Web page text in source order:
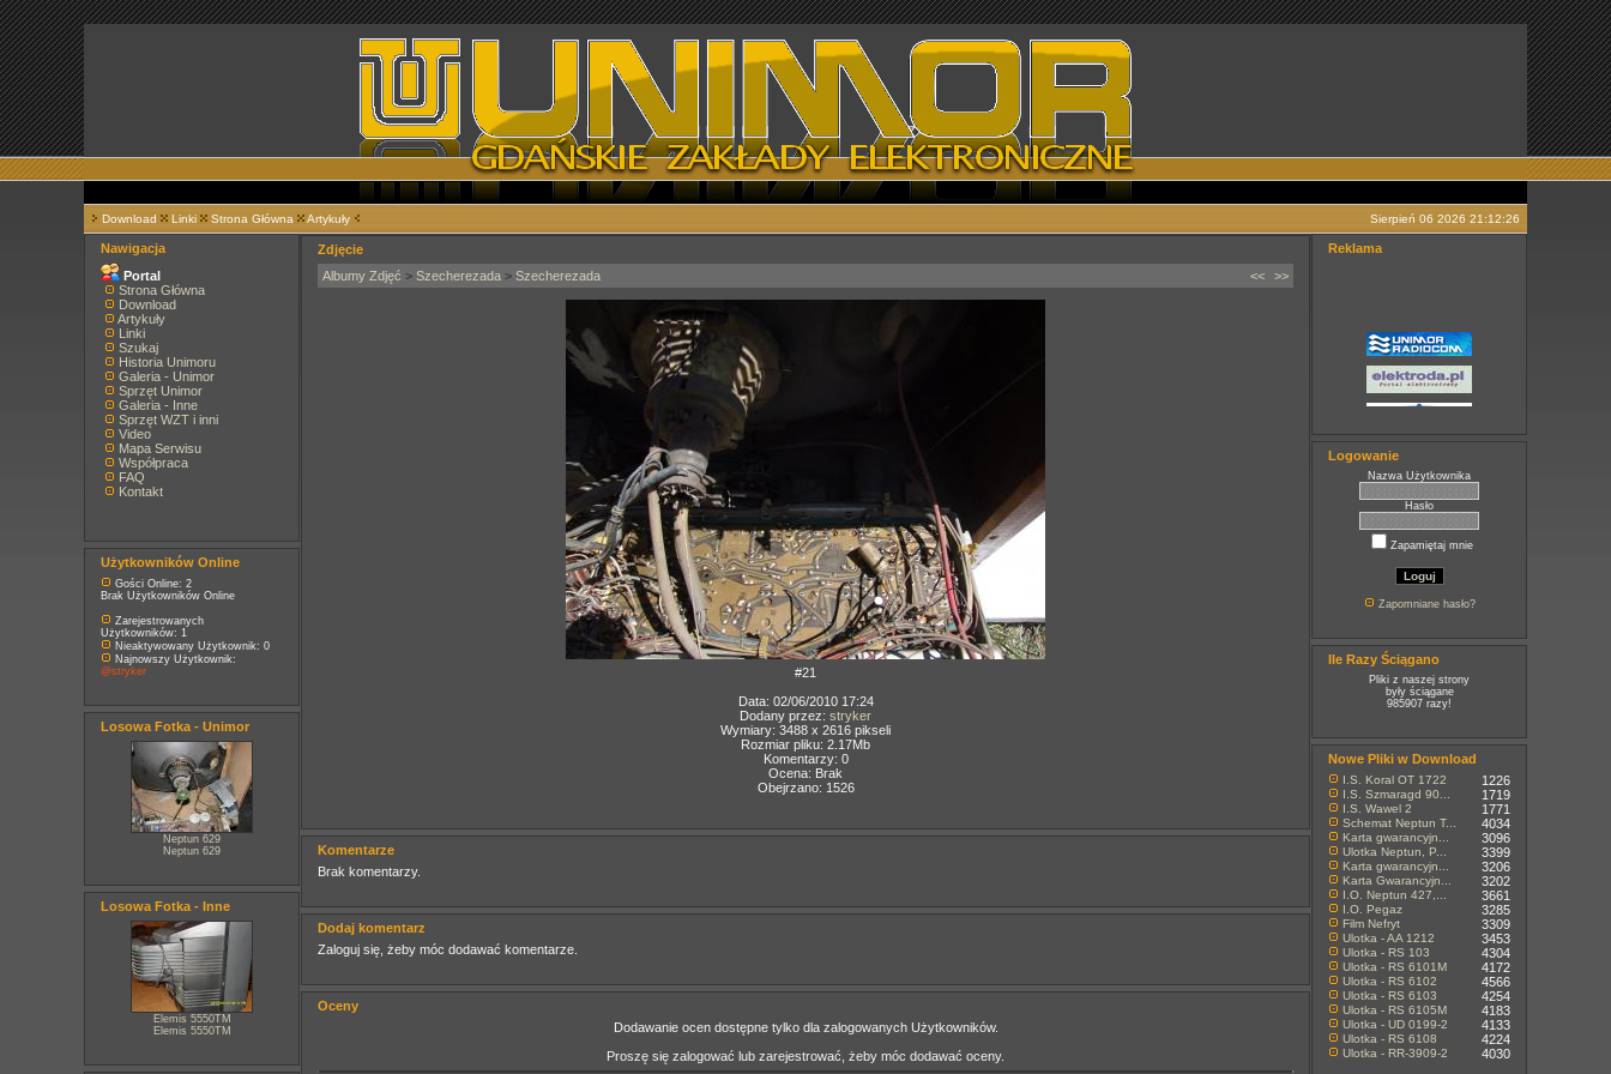
Download Linki Strona Główna Artykuły Sierpień 06 2026 21:12:26
Nawigacja
Portal
Strona Główna
Download
Artykuły
Linki
Szukaj
Historia Unimoru
Galeria - Unimor
Sprzęt Unimor
Galeria - Inne
Sprzęt WZT i inni
Video
Mapa Serwisu
Współpraca
FAQ
Kontakt
Użytkowników Online
Gości Online: 2
Brak Użytkowników Online
Zarejestrowanych
Użytkowników: 1
Nieaktywowany Użytkownik: 0
Najnowszy Użytkownik:
@stryker
Losowa Fotka - Unimor
Neptun 629
Neptun 629
Losowa Fotka - Inne
Elemis 5550TM
Elemis 5550TM
Zdjęcie
Albumy Zdjęć > Szecherezada > Szecherezada << >>
#21
Data: 02/06/2010 17:24
Dodany przez: stryker
Wymiary: 3488 x 2616 pikseli
Rozmiar pliku: 2.17Mb
Komentarzy: 0
Ocena: Brak
Obejrzano: 1526
Komentarze
Brak komentarzy.
Dodaj komentarz
Zaloguj się, żeby móc dodawać komentarze.
Oceny
Dodawanie ocen dostępne tylko dla zalogowanych Użytkowników.
Proszę się zalogować lub zarejestrować, żeby móc dodawać oceny.
Reklama
Logowanie
Nazwa Użytkownika
Hasło
Zapamiętaj mnie
Zapomniane hasło?
Ile Razy Ściągano
Pliki z naszej strony
były ściągane
985907 razy!
Nowe Pliki w Download
I.S. Koral OT 1722 1226
I.S. Szmaragd 90... 1719
I.S. Wawel 2 1771
Schemat Neptun T... 4034
Karta gwarancyjn... 3096
Ulotka Neptun, P... 3399
Karta gwarancyjn... 3206
Karta Gwarancyjn... 3202
I.O. Neptun 427,... 3661
I.O. Pegaz 3285
Film Nefryt 3309
Ulotka - AA 1212 3453
Ulotka - RS 103 4304
Ulotka - RS 6101M 4172
Ulotka - RS 6102 4566
Ulotka - RS 6103 4254
Ulotka - RS 6105M 4183
Ulotka - UD 0199-2 4133
Ulotka - RS 6108 4224
Ulotka - RR-3909-2 4030